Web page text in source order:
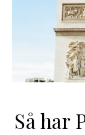
Så har